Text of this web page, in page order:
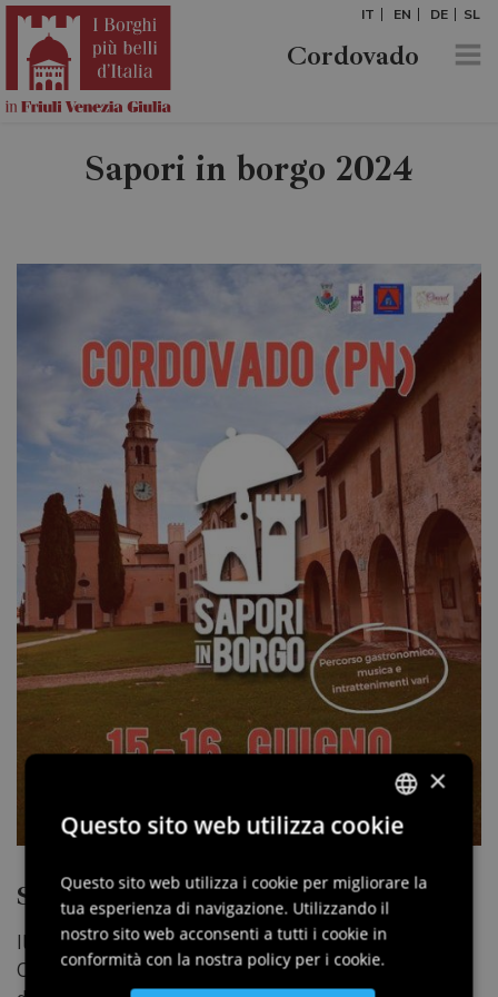
IT EN DE SL
Cordovado
Sapori in borgo 2024
Sapori in borgo
Il Comune di Cordovado, in collaborazione con la Pro
Cordovado, è lieto di annunciare ufficialmente le date
ENGLISH
GERMAN
SLOVENIAN
×
Questo sito web utilizza cookie
Questo sito web utilizza i cookie per migliorare la
tua esperienza di navigazione. Utilizzando il
nostro sito web acconsenti a tutti i cookie in
conformità con la nostra policy per i cookie.